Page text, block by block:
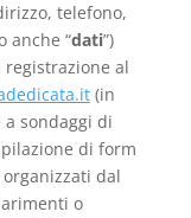
telefono,
anche “dati”)
registrazione al
(in
a sondaggi di
di form
dal
o